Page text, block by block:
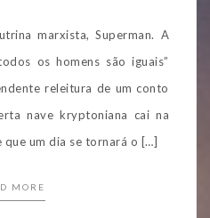
marxista, Superman. A
os homens são iguais”
releitura de um conto
nave kryptoniana cai na
um dia se tornará o […]
MORE